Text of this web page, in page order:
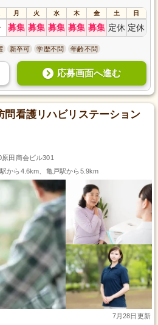
月 火 水 木 金 土 日
募集 募集 募集 募集 募集 定休 定休
新卒可 学歴不問 年齢不問
応募画面へ進む
問看護リハビリステーション
田商会ビル301
から4.6km、亀戸駅から5.9km
7月28日更新